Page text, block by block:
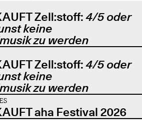
Zell:stoff: 4/5 oder
keine
zu werden
Zell:stoff: 4/5 oder
keine
zu werden
aha Festival 2026